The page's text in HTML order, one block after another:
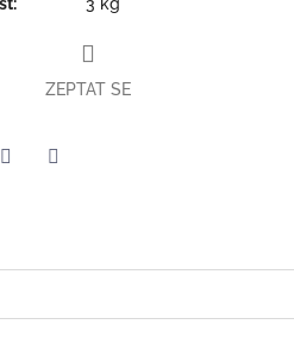
ZEPTAT SE